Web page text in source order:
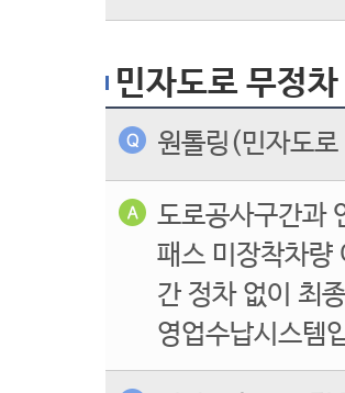
민자도로 무정
원톨링(민자도
도로공사구간과
패스 미장착차량
간 정차 없이 최
영업수납시스템